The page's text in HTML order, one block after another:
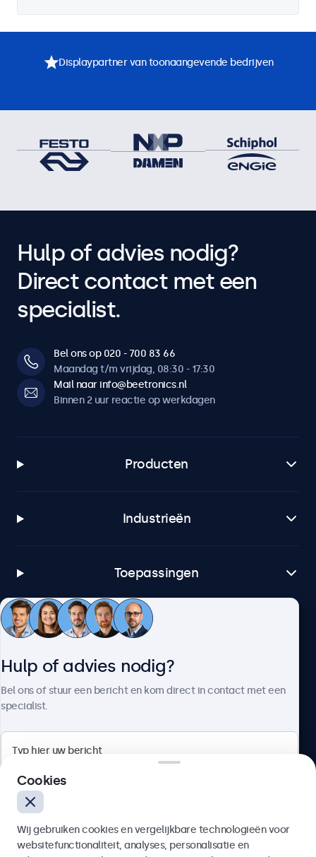
Displaypartner van toonaangevende bedrijven
Hulp of advies nodig?
Direct contact met een
specialist.
Bel ons op 020 - 700 83 66
Maandag t/m vrijdag, 08:30 - 17:30
Mail naar info@beetronics.nl
Binnen 2 uur reactie op werkdagen
Producten
Industrieën
Toepassingen
Klantenservice
4.8/5 door 5000+ bedrijven
Hulp of advies nodig?
Bel ons of stuur een bericht en kom direct in contact met een
specialist.
Cookies
Wij gebruiken cookies en vergelijkbare technologieën voor
websitefunctionaliteit, analyses, personalisatie en